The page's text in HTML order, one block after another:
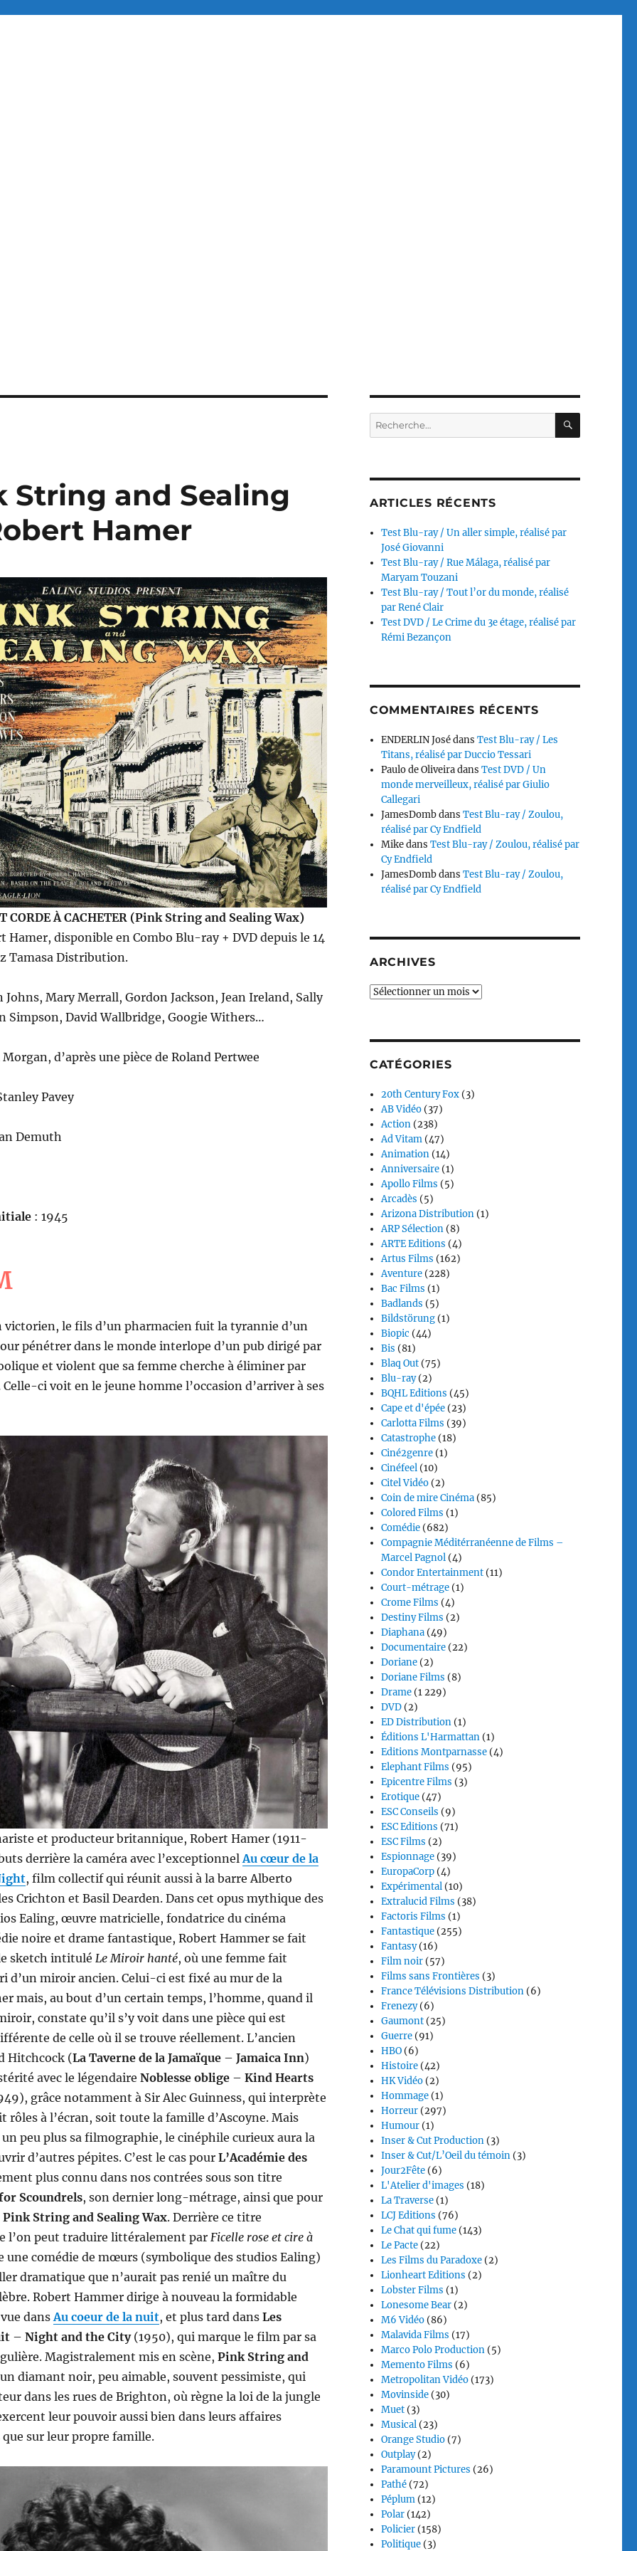
String and Sealing
Hamer
CORDE À CACHETER (Pink String and Sealing Wax)
Hamer, disponible en Combo Blu-ray + DVD depuis le 14
Tamasa Distribution.
Mary Merrall, Gordon Jackson, Jean Ireland, Sally
Simpson, David Wallbridge, Googie Withers…
d’après une pièce de Roland Pertwee
Pavey
Demuth
: 1945
victorien, le fils d’un pharmacien fuit la tyrannie d’un
pénétrer dans le monde interlope d’un pub dirigé par
et violent que sa femme cherche à éliminer par
ci voit en le jeune homme l’occasion d’arriver à ses
et producteur britannique, Robert Hamer (1911-
derrière la caméra avec l’exceptionnel Au cœur de la
, film collectif qui réunit aussi à la barre Alberto
Crichton et Basil Dearden. Dans cet opus mythique des
Ealing, œuvre matricielle, fondatrice du cinéma
noire et drame fantastique, Robert Hammer se fait
sketch intitulé Le Miroir hanté, où une femme fait
d’un miroir ancien. Celui-ci est fixé au mur de la
mais, au bout d’un certain temps, l’homme, quand il
constate qu’il s’y voit dans une pièce qui est
de celle où il se trouve réellement. L’ancien
Hitchcock (La Taverne de la Jamaïque – Jamaica Inn)
avec le légendaire Noblesse oblige – Kind Hearts
grâce notamment à Sir Alec Guinness, qui interprète
rôles à l’écran, soit toute la famille d’Ascoyne. Mais
peu plus sa filmographie, le cinéphile curieux aura la
d’autres pépites. C’est le cas pour L’Académie des
plus connu dans nos contrées sous son titre
Scoundrels, son dernier long-métrage, ainsi que pour
Pink String and Sealing Wax. Derrière ce titre
l’on peut traduire littéralement par Ficelle rose et cire à
une comédie de mœurs (symbolique des studios Ealing)
dramatique que n’aurait pas renié un maître du
Robert Hammer dirige à nouveau la formidable
dans Au coeur de la nuit, et plus tard dansLes
– Night and the City(1950), qui marque le film par sa
Magistralement mis en scène, Pink String and
diamant noir, peu aimable, souvent pessimiste, qui
dans les rues de Brighton, où règne la loi de la jungle
leur pouvoir aussi bien dans leurs affaires
sur leur propre famille.
Recherche
pour :
ARTICLES RÉCENTS
Test Blu-ray / Un aller simple, réalisé par
José Giovanni
Test Blu-ray / Rue Málaga, réalisé par
Maryam Touzani
Test Blu-ray / Tout l’or du monde, réalisé
par René Clair
Test DVD / Le Crime du 3e étage, réalisé par
Rémi Bezançon
COMMENTAIRES RÉCENTS
ENDERLIN JosédansTest Blu-ray / Les
Titans, réalisé par Duccio Tessari
Paulo de OliveiradansTest DVD / Un
monde merveilleux, réalisé par Giulio
Callegari
JamesDombdansTest Blu-ray / Zoulou,
réalisé par Cy Endfield
MikedansTest Blu-ray / Zoulou, réalisé par
Cy Endfield
JamesDombdansTest Blu-ray / Zoulou,
réalisé par Cy Endfield
ARCHIVES
Archives
CATÉGORIES
20th Century Fox (3)
AB Vidéo (37)
Action (238)
Ad Vitam (47)
Animation (14)
Anniversaire (1)
Apollo Films (5)
Arcadès (5)
Arizona Distribution (1)
ARP Sélection (8)
ARTE Editions (4)
Artus Films (162)
Aventure (228)
Bac Films (1)
Badlands (5)
Bildstörung (1)
Biopic (44)
Bis (81)
Blaq Out (75)
Blu-ray(2)
BQHL Editions (45)
Cape et d'épée (23)
Carlotta Films (39)
Catastrophe (18)
Ciné2genre (1)
Cinéfeel (10)
Citel Vidéo (2)
Coin de mire Cinéma (85)
Colored Films (1)
Comédie (682)
Compagnie Méditérranéenne de Films –
Marcel Pagnol (4)
Condor Entertainment (11)
Court-métrage (1)
Crome Films (4)
Destiny Films (2)
Diaphana (49)
Documentaire (22)
Doriane (2)
Doriane Films (8)
Drame (1 229)
DVD (2)
ED Distribution (1)
Éditions L'Harmattan (1)
Editions Montparnasse (4)
Elephant Films (95)
Epicentre Films (3)
Erotique (47)
ESC Conseils (9)
ESC Editions (71)
ESC Films (2)
Espionnage (39)
EuropaCorp (4)
Expérimental (10)
Extralucid Films (38)
Factoris Films (1)
Fantastique (255)
Fantasy(16)
Film noir (57)
Films sans Frontières (3)
France Télévisions Distribution (6)
Frenezy(6)
Gaumont (25)
Guerre (91)
HBO (6)
Histoire (42)
HK Vidéo (2)
Hommage (1)
Horreur (297)
Humour (1)
Inser & Cut Production (3)
Inser & Cut/L’Oeil du témoin (3)
Jour2Fête (6)
L'Atelier d'images (18)
La Traverse (1)
LCJ Editions (76)
Le Chat qui fume (143)
Le Pacte (22)
Les Films du Paradoxe (2)
Lionheart Editions (2)
Lobster Films (1)
Lonesome Bear (2)
M6 Vidéo (86)
Malavida Films (17)
Marco Polo Production (5)
Memento Films (6)
Metropolitan Vidéo (173)
Movinside (30)
Muet (3)
Musical (23)
Orange Studio (7)
Outplay(2)
Paramount Pictures (26)
Pathé (72)
Péplum (12)
Polar (142)
Policier (158)
Politique (3)